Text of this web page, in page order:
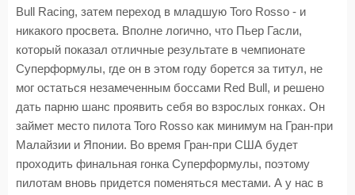
Bull Racing, затем переход в младшую Toro Rosso - и
никакого просвета. Вполне логично, что Пьер Гасли,
который показал отличные результате в чемпионате
Суперформулы, где он в этом году борется за титул, не
мог остаться незамеченным боссами Red Bull, и решено
дать парню шанс проявить себя во взрослых гонках. Он
займет место пилота Toro Rosso как минимум на Гран-при
Малайзии и Японии. Во время Гран-при США будет
проходить финальная гонка Суперформулы, поэтому
пилотам вновь придется поменяться местами. А у нас в